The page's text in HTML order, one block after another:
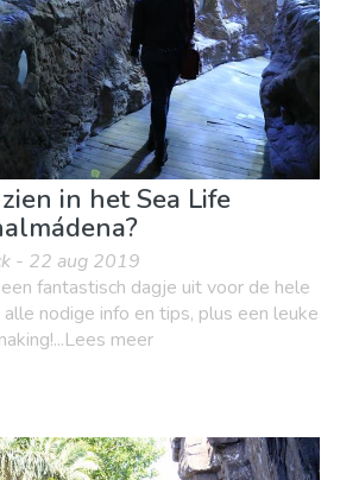
in het Sea Life
- 22 aug 2019
fantastisch dagje uit voor de hele
nodige info en tips, plus een leuke
meer